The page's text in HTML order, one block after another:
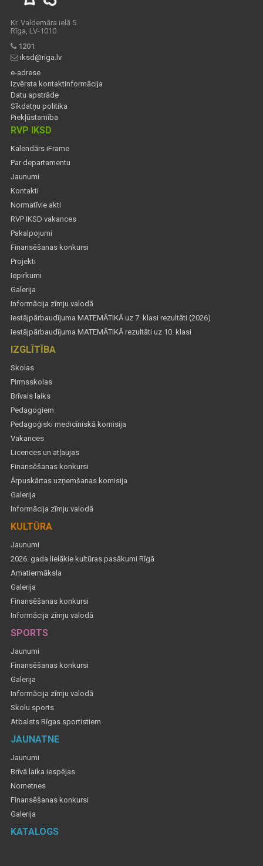
Kr. Valdemāra ielā 5
Rīga, LV-1010
1201
iksd@riga.lv
e-adrese
Izvērsta kontaktinformācija
Datu apstrāde
Sīkdatņu politika
Piekļūstamība
RVP IKSD
Kalendārs iFrame
Par departamentu
Jaunumi
Kontakti
Normatīvie akti
RVP IKSD vakances
Pakalpojumi
Finansēšanas konkursi
Projekti
Iepirkumi
Galerija
Informācija zīmju valodā
Iestājpārbaudījuma MATEMĀTIKĀ uz 7. klasi rezultāti (2026)
Iestājpārbaudījuma MATEMĀTIKĀ rezultāti uz 10. klasi
IZGLĪTĪBA
Skolas
Pirmsskolas
Brīvais laiks
Pedagogiem
Pedagoģiski medicīniskā komisija
Vakances
Licences un atļaujas
Finansēšanas konkursi
Ārpuskārtas uzņemšanas komisija
Galerija
Informācija zīmju valodā
KULTŪRA
Jaunumi
2026. gada lielākie kultūras pasākumi Rīgā
Amatiermāksla
Galerija
Finansēšanas konkursi
Informācija zīmju valodā
SPORTS
Jaunumi
Finansēšanas konkursi
Galerija
Informācija zīmju valodā
Skolu sports
Atbalsts Rīgas sportistiem
JAUNATNE
Jaunumi
Brīvā laika iespējas
Nometnes
Finansēšanas konkursi
Galerija
KATALOGS